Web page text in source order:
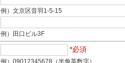
例）​文京区音羽1-5-15
例）​​田口ビル3F
*必須
例）09012345678（半角英数字）